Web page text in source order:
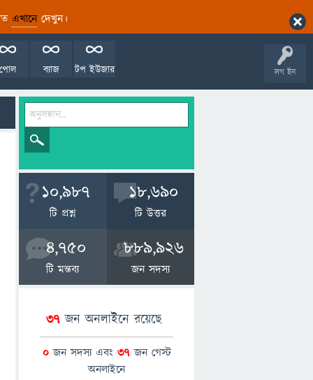
এখানেদেখুন।
লগ ইন
টপ ইউজার
ব্যাজ
পোল
10,987
টি প্রশ্ন
18,690
টি উত্তর
4,750
টি মন্তব্য
889,926
জন সদস্য
37জন অনলাইনে রয়েছে
0জন সদস্য এবং 37জন গেস্ট
অনলাইনে